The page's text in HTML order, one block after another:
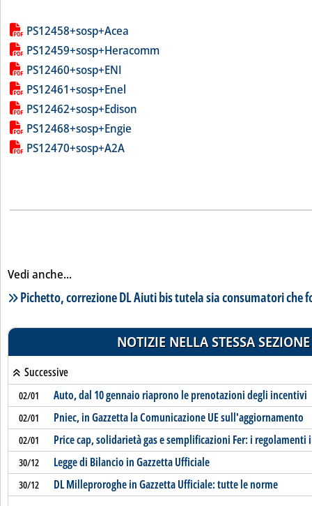
Lista allegati PDF alla notizia
PS12458+sosp+Acea
PS12459+sosp+Heracomm
PS12460+sosp+ENI
PS12461+sosp+Enel
PS12462+sosp+Edison
PS12468+sosp+Engie
PS12470+sosp+A2A
Vedi anche...
Lista notizie correlate
Pichetto, correzione DL Aiuti bis tutela sia consumatori che
NOTIZIE NELLA STESSA SEZIONE
Successive
02/01 Auto, dal 10 gennaio riaprono le prenotazioni degli incentivi
02/01 Pniec, in Gazzetta la Comunicazione UE sull'aggiornamento
02/01 Price cap, solidarietà gas e semplificazioni Fer: i regolamenti
30/12 Legge di Bilancio in Gazzetta Ufficiale
30/12 DL Milleproroghe in Gazzetta Ufficiale: tutte le norme